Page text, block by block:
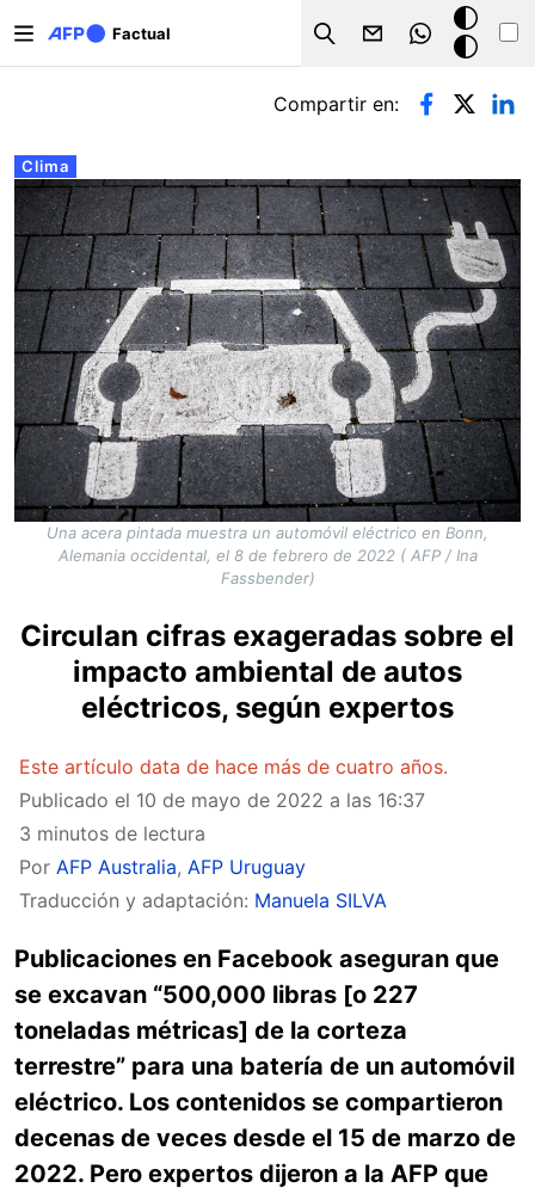
Factual
Search
Modo
oscuro
Solapas principales
Clima
Compartir en:
Una acera pintada muestra un automóvil eléctrico en Bonn,
Alemania occidental, el 8 de febrero de 2022 ( AFP / Ina
Fassbender)
Circulan cifras exageradas sobre el
impacto ambiental de autos
eléctricos, según expertos
Este artículo data de hace más de cuatro años.
Publicado el 10 de mayo de 2022 a las 16:37
3 minutos de lectura
Por AFP Australia, AFP Uruguay
Traducción y adaptación: Manuela SILVA
Publicaciones en Facebook aseguran que
se excavan “500,000 libras [o 227
toneladas métricas] de la corteza
terrestre” para una batería de un automóvil
eléctrico. Los contenidos se compartieron
decenas de veces desde el 15 de marzo de
2022. Pero expertos dijeron a la AFP que